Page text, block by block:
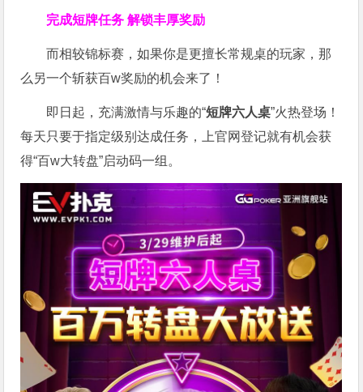
完成短牌任务 解锁丰厚奖励
而相较锦标赛，如果你是更擅长常规桌的玩家，那
么另一个斩获百w奖励的机会来了！
即日起，充满激情与乐趣的“短牌六人桌”火热登场！
每天只要于指定级别达成任务，上官网登记就有机会获
得“百w大转盘”启动码一组。